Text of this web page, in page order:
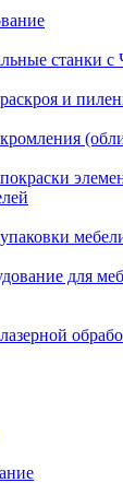
станки
и
для